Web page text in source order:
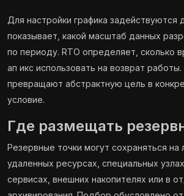
Для настройки графика задействуются
показывает, какой масштаб данных
по периоду. RTO определяет, сколько
ап икс использовать на возврат
превращают абстрактную цель в
условие.
Где размещать
Резервные точки могут сохраняться на
удаленных ресурсах, специальных
сервисах, внешних накопителях или в